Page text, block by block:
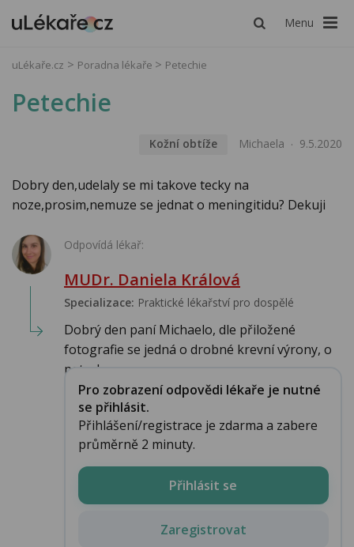
Menu
uLékaře.cz Poradna lékaře Petechie
Petechie
Kožní obtíže Michaela 9.5.2020
Dobry den,udelaly se mi takove tecky na
noze,prosim,nemuze se jednat o meningitidu? Dekuji
Odpovídá lékař:
MUDr. Daniela Králová
Specializace: Praktické lékařství pro dospělé
Dobrý den paní Michaelo, dle přiložené
fotografie se jedná o drobné krevní výrony, o
petech...
Pro zobrazení odpovědi lékaře je nutné
se přihlásit.
Přihlášení/registrace je zdarma a zabere
průměrně 2 minuty.
Přihlásit se
Zaregistrovat